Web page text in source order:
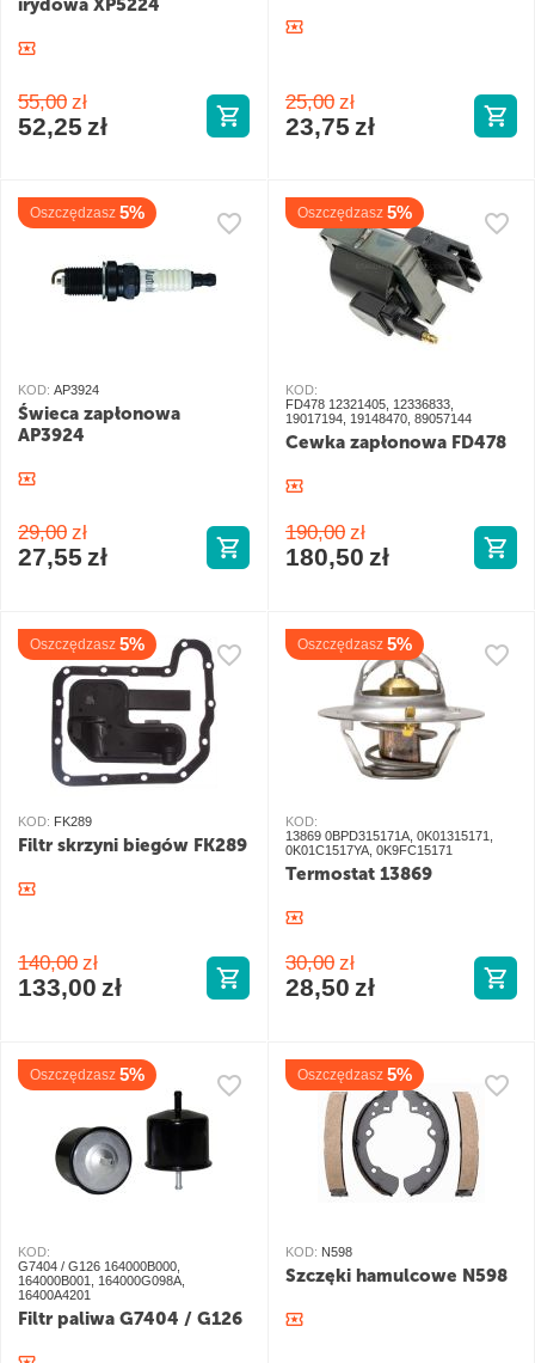
irydowa XP5224
55,00 zł
52,25 zł
25,00 zł
23,75 zł
Oszczędzasz 5%
KOD: AP3924
Świeca zapłonowa
AP3924
29,00 zł
27,55 zł
Oszczędzasz 5%
KOD:
FD478 12321405, 12336833,
19017194, 19148470, 89057144
Cewka zapłonowa FD478
190,00 zł
180,50 zł
Oszczędzasz 5%
KOD: FK289
Filtr skrzyni biegów FK289
140,00 zł
133,00 zł
Oszczędzasz 5%
KOD:
13869 0BPD315171A, 0K01315171,
0K01C1517YA, 0K9FC15171
Termostat 13869
30,00 zł
28,50 zł
Oszczędzasz 5%
KOD:
G7404 / G126 164000B000,
164000B001, 164000G098A,
16400A4201
Filtr paliwa G7404 / G126
Oszczędzasz 5%
KOD: N598
Szczęki hamulcowe N598